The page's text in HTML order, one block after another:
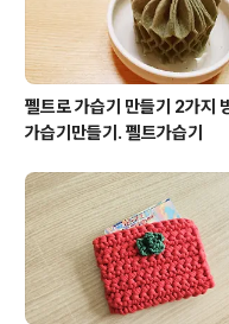
펠트로 가습기 만들기 2가지
가습기만들기. 펠트가습기